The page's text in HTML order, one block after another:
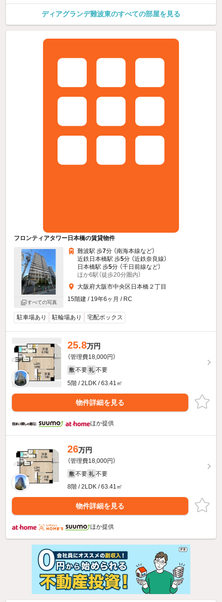
ディアグランデ難波東のすべての部屋を見る
フロンティアタワー日本橋の賃貸物件
すべての写真
難波駅 歩7分 （南海本線など）
近鉄日本橋駅 歩5分 （近鉄奈良線）
日本橋駅 歩5分 （千日前線など）
ほか6駅（徒歩20分圏内）
大阪府大阪市中央区日本橋２丁目
15階建 / 19年6ヶ月 / RC
駐車場あり 駐輪場あり 宅配ボックス
25.8万円
（管理費18,000円）
敷 不要 礼 不要
5階 / 2LDK / 63.41㎡
物件詳細を見る
ほか提供
26万円
（管理費18,000円）
敷 不要 礼 不要
8階 / 2LDK / 63.41㎡
物件詳細を見る
ほか提供